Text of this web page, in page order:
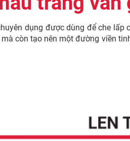
dụng được dùng để che
còn tạo nên một đường viền